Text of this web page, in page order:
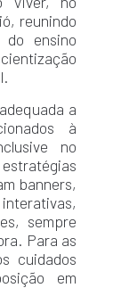
reunindo
ensino
a
à
no
banners,
sempre
Para as
cuidados
em